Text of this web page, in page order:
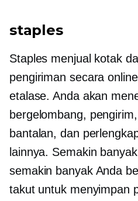
staples
Staples menjual kotak
pengiriman secara
etalase. Anda akan
bergelombang,
bantalan, dan
lainnya. Semakin
semakin banyak Anda
takut untuk menyimpan